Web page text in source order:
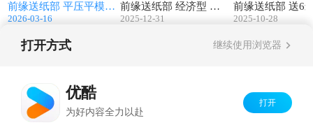
前缘送纸部 平压平模切
机专用升级款运行
2026-03-16
前缘送纸部 经济型 试
机运行视频
2025-12-31
前缘送纸部 送6
运行视频
2025-10-28
打开方式 继续使用浏览器
优酷
为好内容全力以赴
打开